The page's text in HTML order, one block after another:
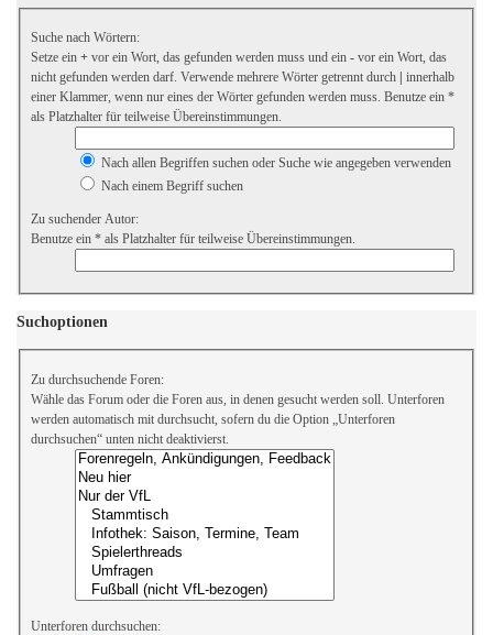
Suche nach Wörtern:
Setze ein + vor ein Wort, das gefunden werden muss und ein - vor ein Wort, das
nicht gefunden werden darf. Verwende mehrere Wörter getrennt durch | innerhalb
einer Klammer, wenn nur eines der Wörter gefunden werden muss. Benutze ein *
als Platzhalter für teilweise Übereinstimmungen.
Nach allen Begriffen suchen oder Suche wie angegeben verwenden
Nach einem Begriff suchen
Zu suchender Autor:
Benutze ein * als Platzhalter für teilweise Übereinstimmungen.
Suchoptionen
Zu durchsuchende Foren:
Wähle das Forum oder die Foren aus, in denen gesucht werden soll. Unterforen
werden automatisch mit durchsucht, sofern du die Option „Unterforen
durchsuchen“ unten nicht deaktivierst.
Unterforen durchsuchen: